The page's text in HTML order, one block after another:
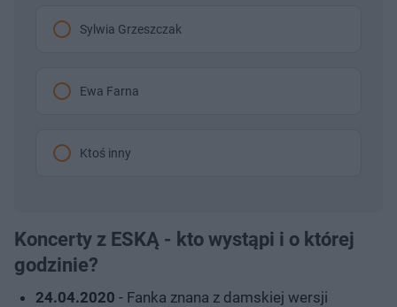
Sylwia Grzeszczak
Ewa Farna
Ktoś inny
Koncerty z ESKĄ - kto wystąpi i o której
godzinie?
24.04.2020 - Fanka znana z damskiej wersji